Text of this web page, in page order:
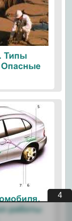
Типы
Опасные
работы
4